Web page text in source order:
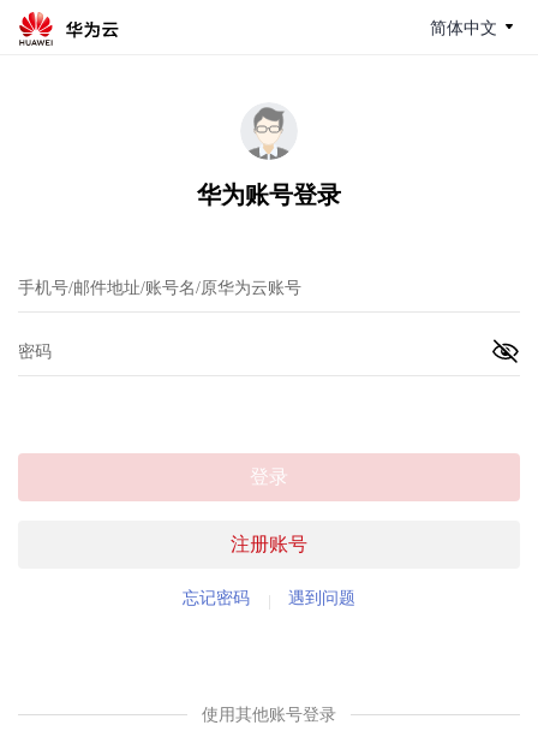
简体中文
华为账号登录
注册账号
登录
忘记密码 遇到问题
使用其他账号登录